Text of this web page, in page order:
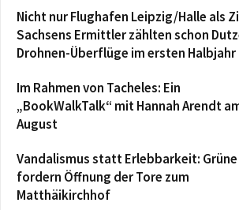
Nicht nur Flughafen Leipzig/Halle als
Sachsens Ermittler zählten schon
Drohnen-Überflüge im ersten Halbjahr
Im Rahmen von Tacheles: Ein
„BookWalkTalk“ mit Hannah Arendt
August
Vandalismus statt Erlebbarkeit: Grüne
fordern Öffnung der Tore zum
Matthäikirchhof